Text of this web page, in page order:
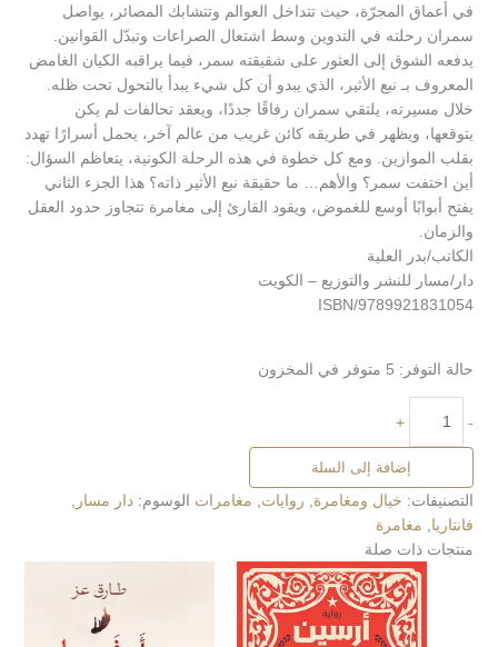
في أعماق المجرّة، حيث تتداخل العوالم وتتشابك المصائر، يواصل
سمران رحلته في التدوين وسط اشتعال الصراعات وتبدّل القوانين.
يدفعه الشوق إلى العثور على شقيقته سمر، فيما يراقبه الكيان الغامض
المعروف بـ نبع الأثير، الذي يبدو أن كل شيء يبدأ بالتحول تحت ظله.
خلال مسيرته، يلتقي سمران رفاقًا جددًا، ويعقد تحالفات لم يكن
يتوقعها، ويظهر في طريقه كائن غريب من عالم آخر، يحمل أسرارًا تهدد
بقلب الموازين. ومع كل خطوة في هذه الرحلة الكونية، يتعاظم السؤال:
أين اختفت سمر؟ والأهم… ما حقيقة نبع الأثير ذاته؟ هذا الجزء الثاني
يفتح أبوابًا أوسع للغموض، ويقود القارئ إلى مغامرة تتجاوز حدود العقل
والزمان.
الكاتب/بدر العلية
دار/مسار للنشر والتوزيع – الكويت
ISBN/9789921831054
حالة التوفر: 5 متوفر في المخزون
-
+
إضافة إلى السلة
التصنيفات: خيال ومغامرة روايات مغامرات الوسوم: دار مسار
فانتاريا
مغامرة
منتجات ذات صلة